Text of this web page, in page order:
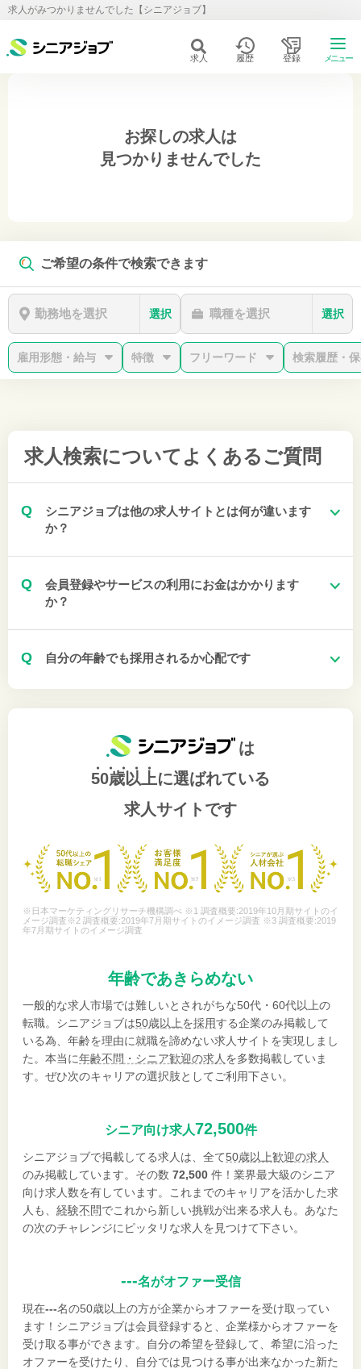
求人がみつかりませんでした【シニアジョブ】
求人 履歴 登録 メニュー
お探しの求人は
見つかりませんでした
ご希望の条件で検索できます
勤務地を選択 選択 職種を選択 選択
雇用形態・給与 特徴 フリーワード 検索履歴・
求人検索について よくあるご質問
Q
シニアジョブは他の求人サイトとは何が違います
か？
Q
会員登録やサービスの利用にお金はかかります
か？
Q 自分の年齢でも採用されるか心配です
は
50歳以上に選ばれている
求人サイトです
※日本マーケティングリサーチ機構調べ ※1 調査概要:2019年10月期サイトのイ
メージ調査※2 調査概要:2019年7月期サイトのイメージ調査 ※3 調査概要:2019
年7月期サイトのイメージ調査
年齢であきらめない
一般的な求人市場では難しいとされがちな50代・60代以上の
転職。シニアジョブは50歳以上を採用する企業のみ掲載して
いる為、年齢を理由に就職を諦めない求人サイトを実現しまし
た。本当に年齢不問・シニア歓迎の求人 を多数掲載していま
す。ぜひ次のキャリアの選択肢としてご利用下さい。
シニア向け求人72,500件
シニアジョブで掲載してる求人は、全て50歳以上歓迎の求人
のみ掲載しています。その数 72,500 件！業界最大級のシニア
向け求人数を有しています。これまでのキャリアを活かした求
人も、 経験不問でこれから新しい挑戦が出来る求人も。あなた
の次のチャレンジにピッタリな求人を見つけて下さい。
---名がオファー受信
現在---名の50歳以上の方が企業からオファーを受け取ってい
ます！シニアジョブは会員登録すると、企業様からオファーを
受け取る事ができます。自分の希望を登録して、希望に沿った
オファーを受けたり、自分では見つける事が出来なかった新た